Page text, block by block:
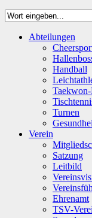
SuchenAbteilungen
Handball
Turnen
Verein
Satzung
Leitbild
Ehrenamt
TSV-